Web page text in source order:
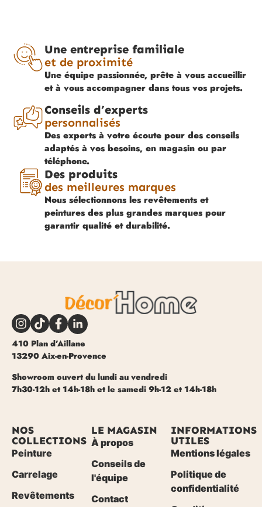
Une entreprise familiale
et de proximité
Une équipe passionnée, prête à vous accueillir
et à vous accompagner dans tous vos projets.
Conseils d’experts
personnalisés
Des experts à votre écoute pour des conseils
adaptés à vos besoins, en magasin ou par
téléphone.
Des produits
des meilleures marques
Nous sélectionnons les revêtements et
peintures des plus grandes marques pour
garantir qualité et durabilité.
410 Plan d’Aillane
13290 Aix-en-Provence
Showroom ouvert du lundi au vendredi
7h30-12h et 14h-18h et le samedi 9h-12 et 14h-18h
NOS
COLLECTIONS
Peinture
Carrelage
Revêtements
LE MAGASIN
À propos
Conseils de
l'équipe
Contact
INFORMATIONS
UTILES
Mentions légales
Politique de
confidentialité